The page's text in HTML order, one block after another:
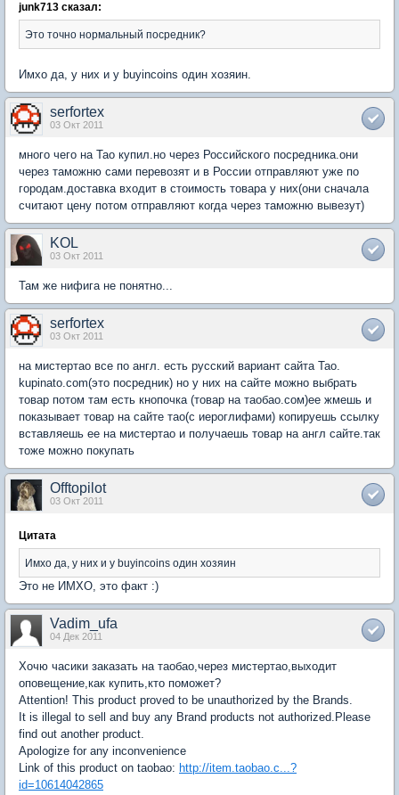
junk713 сказал:
Это точно нормальный посредник?
Имхо да, у них и у buyincoins один хозяин.
serfortex
03 Окт 2011
много чего на Тао купил.но через Российского посредника.они
через таможню сами перевозят и в России отправляют уже по
городам.доставка входит в стоимость товара у них(они сначала
считают цену потом отправляют когда через таможню вывезут)
KOL
03 Окт 2011
Там же нифига не понятно...
serfortex
03 Окт 2011
на мистертао все по англ. есть русский вариант сайта Тао.
kupinato.com(это посредник) но у них на сайте можно выбрать
товар потом там есть кнопочка (товар на таобао.сом)ее жмешь и
показывает товар на сайте тао(с иероглифами) копируешь ссылку
вставляешь ее на мистертао и получаешь товар на англ сайте.так
тоже можно покупать
Offtopilot
03 Окт 2011
Цитата
Имхо да, у них и у buyincoins один хозяин
Это не ИМХО, это факт :)
Vadim_ufa
04 Дек 2011
Хочю часики заказать на таобао,через мистертао,выходит
оповещение,как купить,кто поможет?
Attention! This product proved to be unauthorized by the Brands.
It is illegal to sell and buy any Brand products not authorized.Please
find out another product.
Apologize for any inconvenience
Link of this product on taobao: http://item.taobao.c...?
id=10614042865